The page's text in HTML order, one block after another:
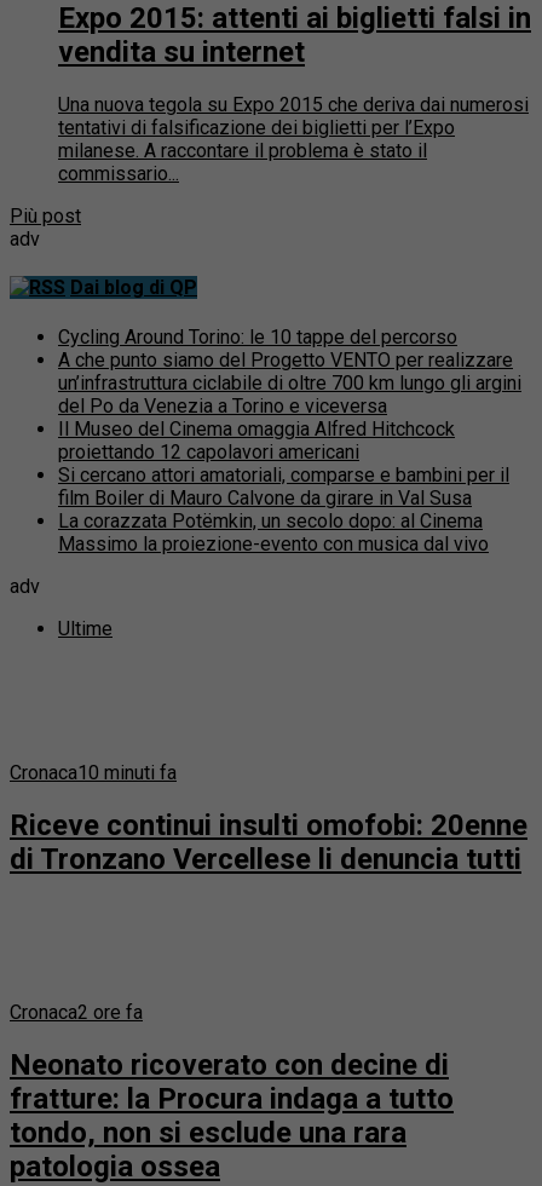
Expo 2015: attenti ai biglietti falsi in
vendita su internet
Una nuova tegola su Expo 2015 che deriva dai numerosi
tentativi di falsificazione dei biglietti per l’Expo
milanese. A raccontare il problema è stato il
commissario...
Più post
adv
Dai blog di QP
Cycling Around Torino: le 10 tappe del percorso
A che punto siamo del Progetto VENTO per realizzare
un’infrastruttura ciclabile di oltre 700 km lungo gli argini
del Po da Venezia a Torino e viceversa
Il Museo del Cinema omaggia Alfred Hitchcock
proiettando 12 capolavori americani
Si cercano attori amatoriali, comparse e bambini per il
film Boiler di Mauro Calvone da girare in Val Susa
La corazzata Potëmkin, un secolo dopo: al Cinema
Massimo la proiezione-evento con musica dal vivo
adv
Ultime
Cronaca10 minuti fa
Riceve continui insulti omofobi: 20enne
di Tronzano Vercellese li denuncia tutti
Cronaca2 ore fa
Neonato ricoverato con decine di
fratture: la Procura indaga a tutto
tondo, non si esclude una rara
patologia ossea